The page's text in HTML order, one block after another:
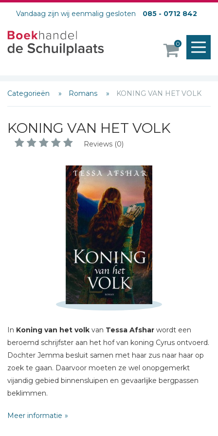
Vandaag zijn wij eenmalig gesloten 085 - 0712 842
0
Categorieën Romans KONING VAN HET VOLK
KONING VAN HET VOLK
Reviews (0)
In Koning van het volk van Tessa Afshar wordt een
beroemd schrijfster aan het hof van koning Cyrus ontvoerd.
Dochter Jemma besluit samen met haar zus naar haar op
zoek te gaan. Daarvoor moeten ze wel onopgemerkt
vijandig gebied binnensluipen en gevaarlijke bergpassen
beklimmen.
Gelukkig krijgen ze hulp van de mysterieuze prins Asher.
Meer informatie
Schrijf hieronder je review!
E-mail *
Titel *